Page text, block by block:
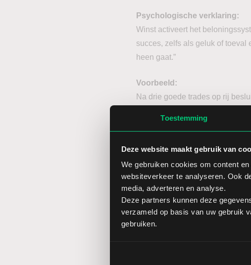
Toestemming
Deze website maakt gebruik van
We gebruiken cookies om content
websiteverkeer te analyseren. Ook
media, adverteren en analyse.
Deze partners kunnen deze
verzameld op basis van uw gebruik
gebruiken.
Psychologische verklaring:
Winst activeert het
succes, zelfs als geluk of toeval
heen gaat.”
Voorbeeld:
Na drie goede trades op rij
Beoordeel uzelf op proces,
Na een reeks winsten:
Stel vaste regels op over